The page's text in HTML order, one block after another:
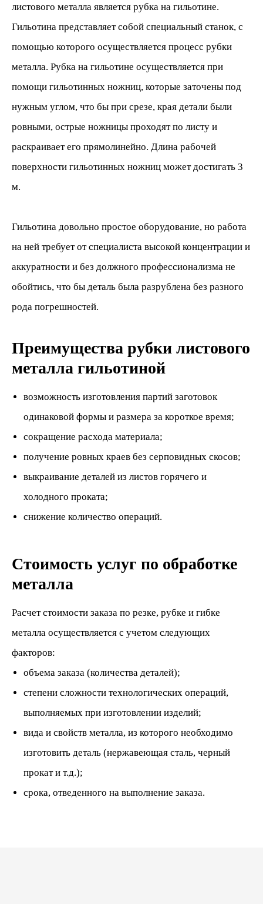
листового металла является рубка на гильотине.
Гильотина представляет собой специальный станок, с
помощью которого осуществляется процесс рубки
металла. Рубка на гильотине осуществляется при
помощи гильотинных ножниц, которые заточены под
нужным углом, что бы при срезе, края детали были
ровными, острые ножницы проходят по листу и
раскраивает его прямолинейно. Длина рабочей
поверхности гильотинных ножниц может достигать 3
м.
Гильотина довольно простое оборудование, но работа
на ней требует от специалиста высокой концентрации и
аккуратности и без должного профессионализма не
обойтись, что бы деталь была разрублена без разного
рода погрешностей.
Преимущества рубки листового
металла гильотиной
возможность изготовления партий заготовок
одинаковой формы и размера за короткое время;
сокращение расхода материала;
получение ровных краев без серповидных скосов;
выкраивание деталей из листов горячего и
холодного проката;
снижение количество операций.
Стоимость услуг по обработке
металла
Расчет стоимости заказа по резке, рубке и гибке
металла осуществляется с учетом следующих
факторов:
объема заказа (количества деталей);
степени сложности технологических операций,
выполняемых при изготовлении изделий;
вида и свойств металла, из которого необходимо
изготовить деталь (нержавеющая сталь, черный
прокат и т.д.);
срока, отведенного на выполнение заказа.